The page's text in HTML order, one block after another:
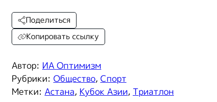
Автор: ИА Оптимизм
Рубрики: Общество, Спорт
Метки: Астана, Кубок Азии, Триатлон
Поделиться
Копировать ссылку